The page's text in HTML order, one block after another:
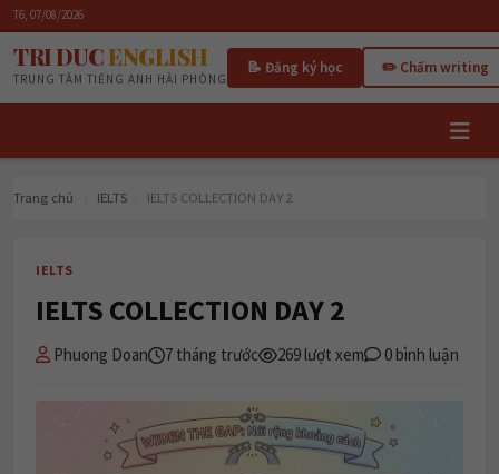
T6, 07/08/2026
TRI DUCENGLISH
TRUNG TÂM TIẾNG ANH HẢI PHÒNG
📝 Đăng ký học ✏️ Chấm writing
Trang chủ IELTS IELTS COLLECTION DAY 2
IELTS
IELTS COLLECTION DAY 2
Phuong Doan 7 tháng trước 269 lượt xem 0 bình luận